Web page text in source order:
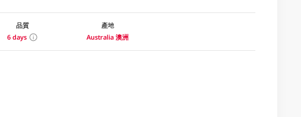
品質
6 days
產地
Australia 澳洲